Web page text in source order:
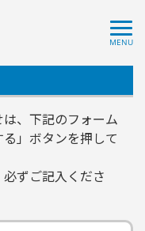
、下記のフォーム
」ボタンを押して
ずご記入くださ